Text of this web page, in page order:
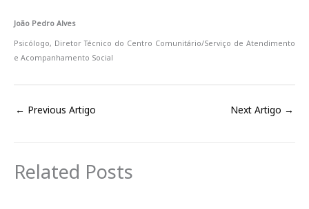
João Pedro Alves
Psicólogo, Diretor Técnico do Centro Comunitário/Serviço de Atendimento
e Acompanhamento Social
← Previous Artigo Next Artigo →
Related Posts